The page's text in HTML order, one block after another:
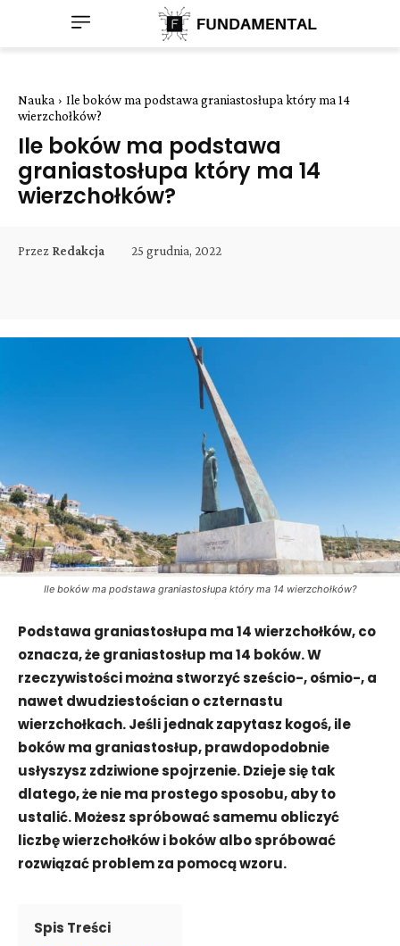
Nauka
Ile boków ma podstawa graniastosłupa który ma 14
wierzchołków?
Ile boków ma podstawa
graniastosłupa który ma 14
wierzchołków?
Przez Redakcja 25 grudnia, 2022
Ile boków ma podstawa graniastosłupa który ma 14 wierzchołków?
Podstawa graniastosłupa ma 14 wierzchołków, co
oznacza, że graniastosłup ma 14 boków. W
rzeczywistości można stworzyć sześcio-, ośmio-, a
nawet dwudziestościan o czternastu
wierzchołkach. Jeśli jednak zapytasz kogoś, ile
boków ma graniastosłup, prawdopodobnie
usłyszysz zdziwione spojrzenie. Dzieje się tak
dlatego, że nie ma prostego sposobu, aby to
ustalić. Możesz spróbować samemu obliczyć
liczbę wierzchołków i boków albo spróbować
rozwiązać problem za pomocą wzoru.
Spis Treści